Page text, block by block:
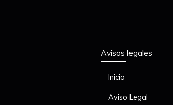
Avisos legales
Inicio
Aviso Legal